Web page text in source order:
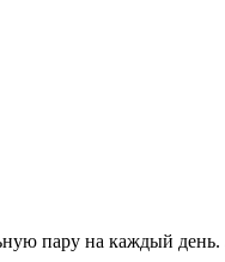
пару на каждый день.